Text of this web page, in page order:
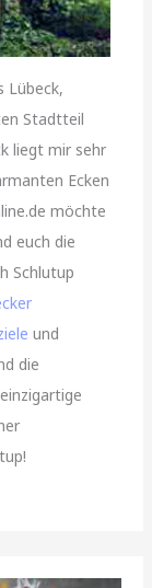
Lübeck,
Stadtteil
liegt mir sehr
Ecken
möchte
euch die
Schlutup
und
die